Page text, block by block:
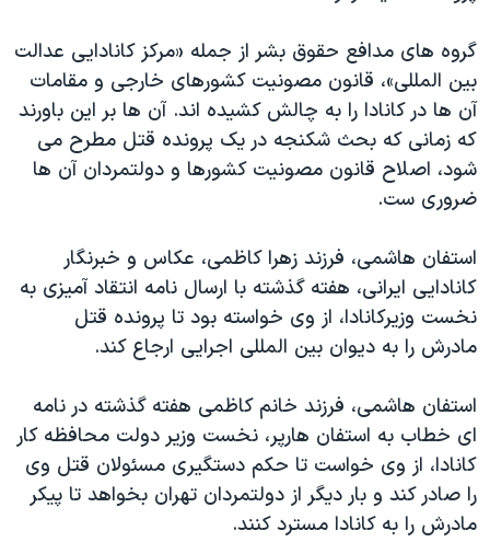
گروه های مدافع حقوق بشر از جمله «مرکز کانادایی عدالت
بین المللی»، قانون مصونیت کشورهای خارجی و مقامات
آن ها در کانادا را به چالش کشیده اند. آن ها بر این باورند
که زمانی که بحث شکنجه در یک پرونده قتل مطرح می
شود، اصلاح قانون مصونیت کشورها و دولتمردان آن ها
ضروری ست.
استفان هاشمی، فرزند زهرا کاظمی، عکاس و خبرنگار
کانادایی ایرانی، هفته گذشته با ارسال نامه انتقاد آمیزی به
نخست وزیرکانادا، از وی خواسته بود تا پرونده قتل
مادرش را به دیوان بین المللی اجرایی ارجاع کند.
استفان هاشمی، فرزند خانم کاظمی هفته گذشته در نامه
ای خطاب به استفان هارپر، نخست وزیر دولت محافظه کار
کانادا، از وی خواست تا حکم دستگیری مسئولان قتل وی
را صادر کند و بار دیگر از دولتمردان تهران بخواهد تا پیکر
مادرش را به کانادا مسترد کنند.